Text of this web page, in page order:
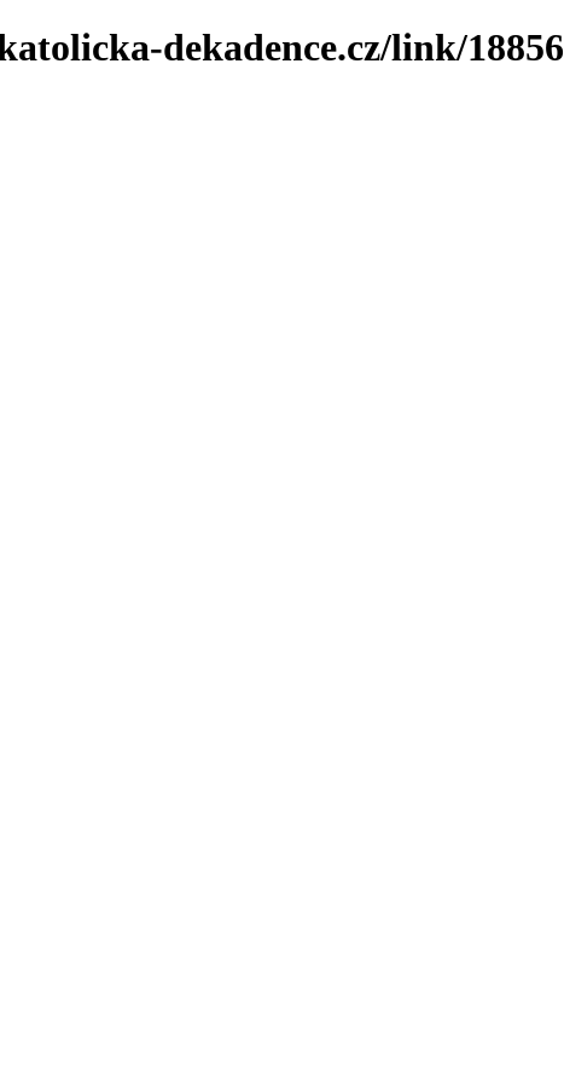
dekadence.cz/link/18856